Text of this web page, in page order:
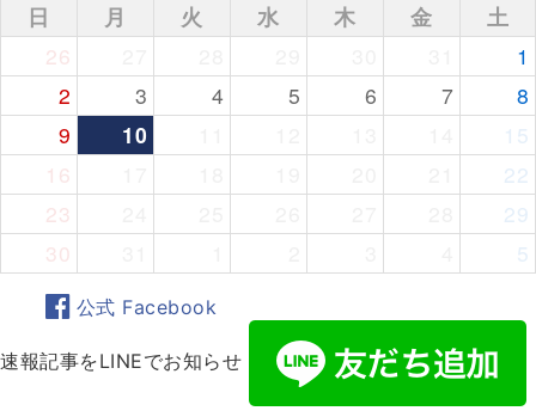
日 月 火 水 木 金
土
26
1
2
3 4 5 6 7
8
9
10
15
16
22
23
29
30
5
公式 Facebook
速報記事をLINEでお知らせ